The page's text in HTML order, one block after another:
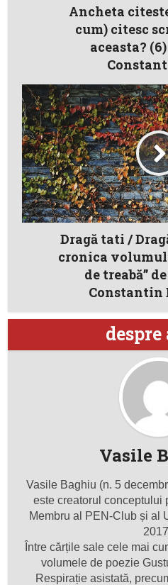
Ancheta
cum) citesc
aceasta?
Dragă tati /
cronica
de treabă”
Constantin
Vasile
Vasile Baghiu (n. 5
este creatorul conceptului
Membru al PEN-Club și al
Între cărțile sale cele mai
volumele de poezie
Respirație asistată,